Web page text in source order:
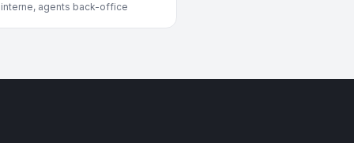
interne, agents back-office